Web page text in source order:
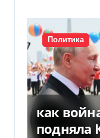
Политика
как
подняла